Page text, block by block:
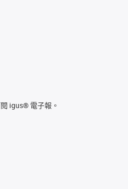
igus® 電子報。